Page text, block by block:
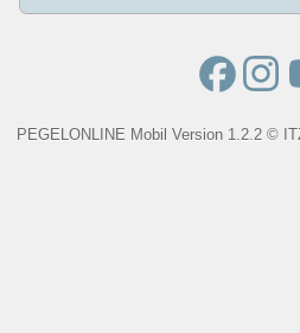
PEGELONLINE Mobil Version 1.2.2 ©